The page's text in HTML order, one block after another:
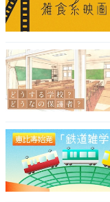
テレビアニ
この記事の筆者：
編集プロダクショ